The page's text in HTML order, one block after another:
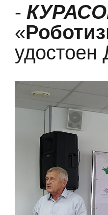
-
«
удостоен